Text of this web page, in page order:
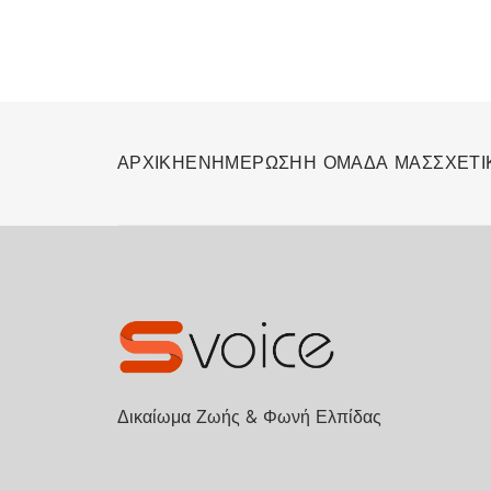
ΑΡΧΙΚΗΕΝΗΜΕΡΩΣΗΗ ΟΜΑΔΑ ΜΑΣ
Δικαίωμα Ζωής & Φωνή Ελπίδας